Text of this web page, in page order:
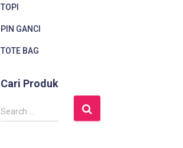
TOPI
PIN GANCI
TOTE BAG
Cari Produk
S
e
Search …